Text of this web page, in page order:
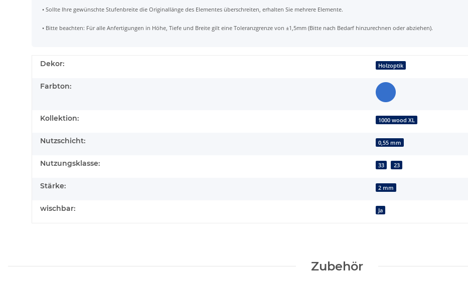
• Sollte Ihre gewünschte Stufenbreite die Originallänge des Elementes überschreiten, erhalten Sie mehrere Elemente.
• Bitte beachten: Für alle Anfertigungen in Höhe, Tiefe und Breite gilt eine Toleranzgrenze von ±1,5mm (Bitte nach Bedarf hinzurechnen oder abziehen).
Dekor: Holzoptik
Farbton:
Kollektion: 1000 wood XL
Nutzschicht: 0,55 mm
Nutzungsklasse: 33 23
Stärke: 2 mm
wischbar: Ja
Zubehör